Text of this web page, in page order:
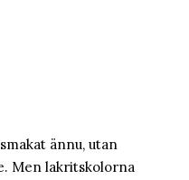
ännu, utan
Men lakritskolorna